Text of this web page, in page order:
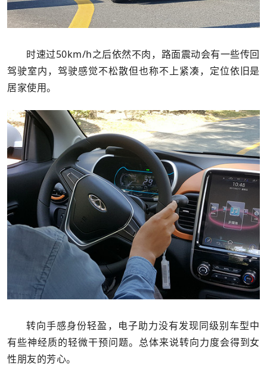
时速过50km/h之后依然不肉，路面震动会有一些传回
驾驶室内，驾驶感觉不松散但也称不上紧凑，定位依旧是
居家使用。
转向手感身份轻盈，电子助力没有发现同级别车型中
有些神经质的轻微干预问题。总体来说转向力度会得到女
性朋友的芳心。